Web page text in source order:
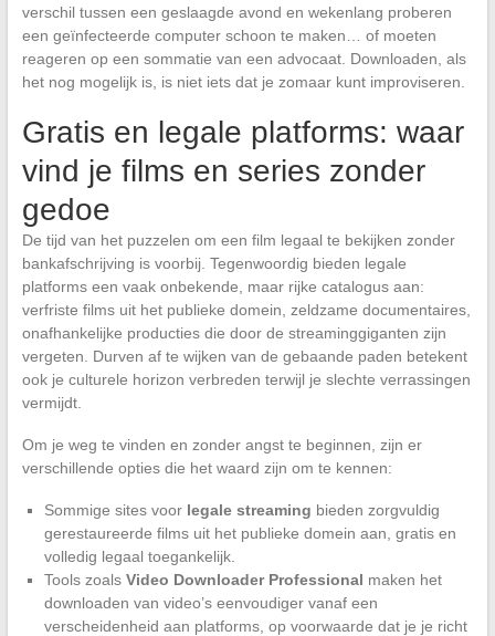
verschil tussen een geslaagde avond en wekenlang proberen
een geïnfecteerde computer schoon te maken… of moeten
reageren op een sommatie van een advocaat. Downloaden, als
het nog mogelijk is, is niet iets dat je zomaar kunt improviseren.
Gratis en legale platforms: waar
vind je films en series zonder
gedoe
De tijd van het puzzelen om een film legaal te bekijken zonder
bankafschrijving is voorbij. Tegenwoordig bieden legale
platforms een vaak onbekende, maar rijke catalogus aan:
verfriste films uit het publieke domein, zeldzame documentaires,
onafhankelijke producties die door de streaminggiganten zijn
vergeten. Durven af te wijken van de gebaande paden betekent
ook je culturele horizon verbreden terwijl je slechte verrassingen
vermijdt.
Om je weg te vinden en zonder angst te beginnen, zijn er
verschillende opties die het waard zijn om te kennen:
Sommige sites voor legale streaming bieden zorgvuldig
gerestaureerde films uit het publieke domein aan, gratis en
volledig legaal toegankelijk.
Tools zoals Video Downloader Professional maken het
downloaden van video’s eenvoudiger vanaf een
verscheidenheid aan platforms, op voorwaarde dat je je richt